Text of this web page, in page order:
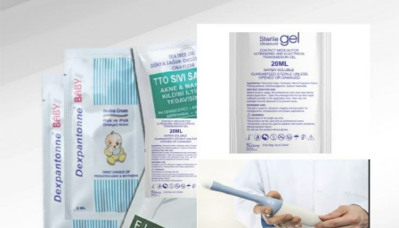
Hattı
Facebook
Instagram